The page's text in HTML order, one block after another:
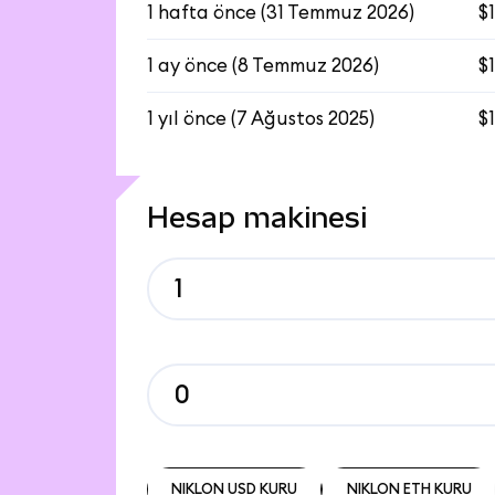
1 hafta önce (31 Temmuz 2026)
1 ay önce (8 Temmuz 2026)
1 yıl önce (7 Ağustos 2025)
Hesap makinesi
NIKLON USD KURU NIKLON ETH KURU